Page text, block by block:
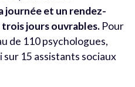
journée et un rendez-
jours ouvrables. Pour
de 110 psychologues,
sur 15 assistants sociaux